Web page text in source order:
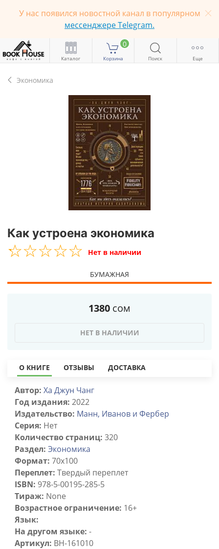
У нас появился новостной канал в популярном
мессенджере Telegram.
Каталог
0
Корзина Поиск Еще
Экономика
Как устроена экономика
☆☆☆☆☆
★★★★★ Нет в наличии
БУМАЖНАЯ
1380 сом
НЕТ В НАЛИЧИИ
О КНИГЕ ОТЗЫВЫ ДОСТАВКА
Автор: Ха Джун Чанг
Год издания: 2022
Издательство: Манн, Иванов и Фербер
Серия: Нет
Количество страниц: 320
Раздел: Экономика
Формат: 70х100
Переплет: Твердый переплет
ISBN: 978-5-00195-285-5
Тираж: None
Возрастное ограничение: 16+
Язык:
На другом языке: -
Артикул: BH-161010